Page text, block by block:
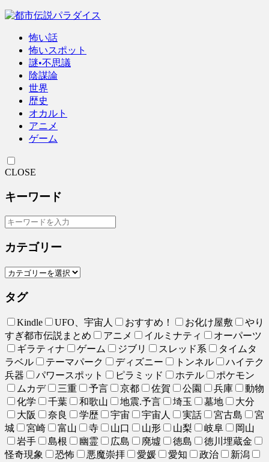
怖い話
怖いスポット
謎•不思議
陰謀論
世界
歴史
オカルト
アニメ
ゲーム
CLOSE
キーワード
カテゴリー
タグ
Kindle UFO、宇宙人 おすすめ！ お化け屋敷
やり
すぎ都市伝説まとめ
アニメ イルミナティ
オーパーツ
ギラティナ
ゲーム ジブリ スレッド系
タイムタ
ラベル
テーマパーク ディズニー トンネル
ハイテク
兵器
パワースポット ピラミッド ホテル
ポケモン
ムカデ
三重 予言 京都 佐賀 公園 兵庫
動物
化学
千葉 和歌山 地震.予言 埼玉 墓地
大分
大阪
奈良 学歴 宇宙 宇宙人 実話 宮古島
宮
城
宮崎 富山 寺 山口 山形 山梨 岐阜
岡山
岩手
島根 幽霊 広島 廃墟 徳島
徳川埋蔵金
怪奇現象
恐怖 悪魔崇拝 愛媛 愛知 政治
新潟